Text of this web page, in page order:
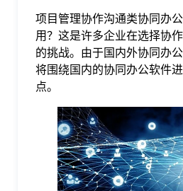
格
项目管理协作沟通类协同办
用？这是许多企业在选择协
的挑战。由于国内外协同办
将围绕国内的协同办公软件
点。